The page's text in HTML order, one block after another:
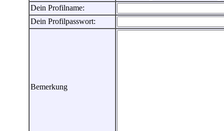
Dein Profilname:
Dein Profilpasswort:
Bemerkung